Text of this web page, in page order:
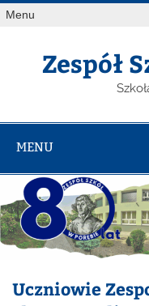
Menu
Zespół
MENU
Uczniowie